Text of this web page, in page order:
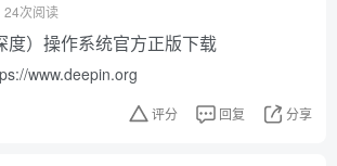
24次阅读
度）操作系统官方正版下载
www.deepin.org
评分 回复 分享